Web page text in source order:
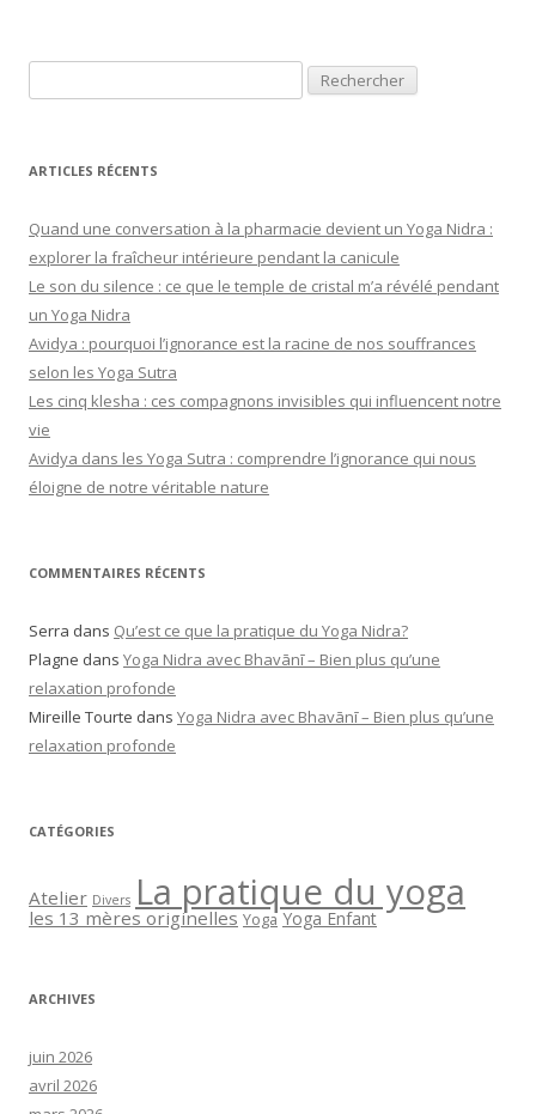
ARTICLES RÉCENTS
Quand une conversation à la pharmacie devient un Yoga Nidra :
explorer la fraîcheur intérieure pendant la canicule
Le son du silence : ce que le temple de cristal m’a révélé pendant
un Yoga Nidra
Avidya : pourquoi l’ignorance est la racine de nos souffrances
selon les Yoga Sutra
Les cinq klesha : ces compagnons invisibles qui influencent notre
vie
Avidya dans les Yoga Sutra : comprendre l’ignorance qui nous
éloigne de notre véritable nature
COMMENTAIRES RÉCENTS
Serra dans Qu’est ce que la pratique du Yoga Nidra?
Plagne dans Yoga Nidra avec Bhavānī – Bien plus qu’une
relaxation profonde
Mireille Tourte dans Yoga Nidra avec Bhavānī – Bien plus qu’une
relaxation profonde
CATÉGORIES
Atelier Divers La pratique du yoga
les 13 mères originelles Yoga Yoga Enfant
ARCHIVES
juin 2026
avril 2026